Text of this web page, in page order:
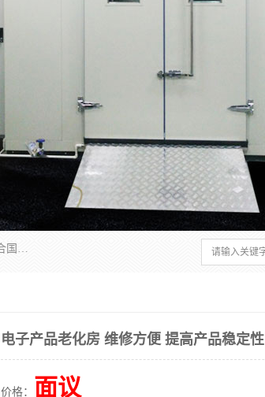
湖南兰思仪器有限公司是一家从事检测仪器研发生产销售和维修保养服务的综合型企业，产品符合国际标准可按需定制专业售前售后工程师，主要有门窗性能体验箱、门窗隔音展示箱、恒温恒湿试验箱、步入式恒温恒湿房、高低温试验箱、老化试验箱、老化试验房、恒温恒湿培养箱、水泥标准养护试验箱、电热鼓风干燥试验箱、真空干燥箱、工业烤箱、盐雾腐蚀试验箱等。
电子产品老化房 维修方便 提高产品稳定性
价格： 面议